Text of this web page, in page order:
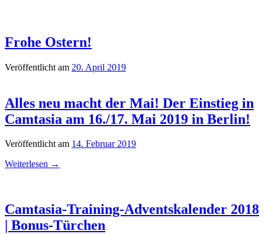
Frohe Ostern!
Veröffentlicht am 20. April 2019
Alles neu macht der Mai! Der Einstieg in
Camtasia am 16./17. Mai 2019 in Berlin!
Veröffentlicht am 14. Februar 2019
Weiterlesen →
Camtasia-Training-Adventskalender 2018
| Bonus-Türchen